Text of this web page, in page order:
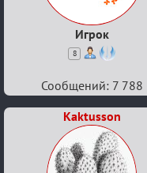
Игрок
8
Сообщений: 7 788
Kaktusson